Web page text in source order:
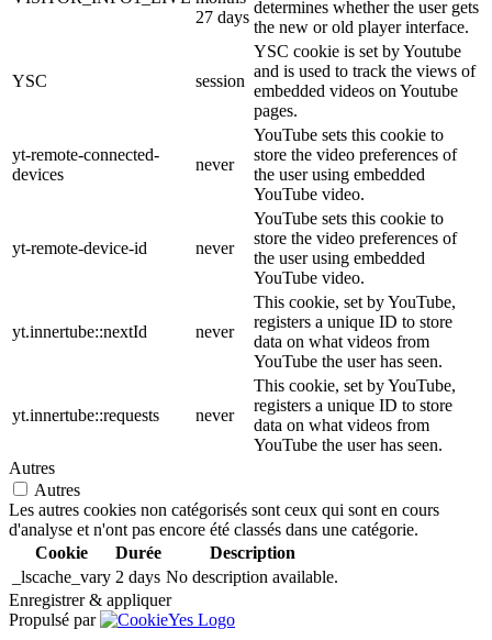
27 days
determines whether the user gets
the new or old player interface.
YSC session
YSC cookie is set by Youtube
and is used to track the views of
embedded videos on Youtube
pages.
yt-remote-connected-
devices
never
YouTube sets this cookie to
store the video preferences of
the user using embedded
YouTube video.
yt-remote-device-id never
YouTube sets this cookie to
store the video preferences of
the user using embedded
YouTube video.
yt.innertube::nextId never
This cookie, set by YouTube,
registers a unique ID to store
data on what videos from
YouTube the user has seen.
yt.innertube::requests never
This cookie, set by YouTube,
registers a unique ID to store
data on what videos from
YouTube the user has seen.
Autres
Autres
Les autres cookies non catégorisés sont ceux qui sont en cours
d'analyse et n'ont pas encore été classés dans une catégorie.
Cookie
Durée
Description
_lscache_vary 2 days No description available.
Enregistrer & appliquer
Propulsé par